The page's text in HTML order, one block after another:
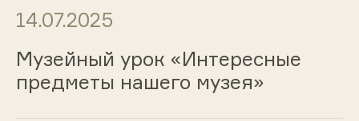
14.07.2025
Музейный урок «Интересные
предметы нашего музея»